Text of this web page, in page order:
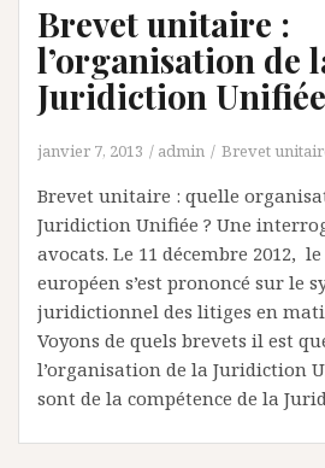
Brevet unitaire :
l’organisation de
Juridiction Unifiée
janvier 7, 2013 admin Brevet
Brevet unitaire : quelle
Juridiction Unifiée ? Une
avocats. Le 11 décembre 2012,
européen s’est prononcé sur le
juridictionnel des litiges en
Voyons de quels brevets il est
l’organisation de la Juridiction
sont de la compétence de la